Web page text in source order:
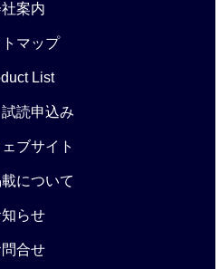
案内
マップ
List
読申込み
ブサイト
について
らせ
合せ